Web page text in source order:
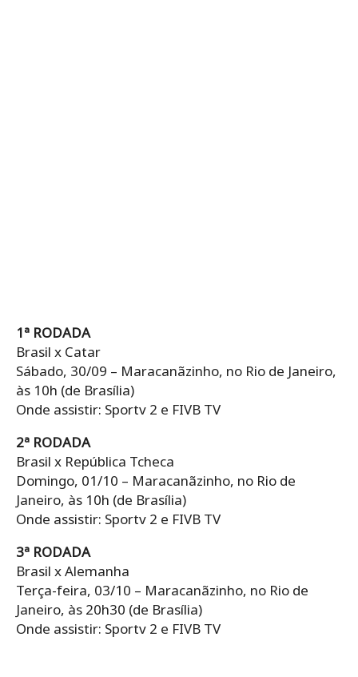
1ª RODADA
Brasil x Catar
Sábado, 30/09 – Maracanãzinho, no Rio de Janeiro,
às 10h (de Brasília)
Onde assistir: Sportv 2 e FIVB TV
2ª RODADA
Brasil x República Tcheca
Domingo, 01/10 – Maracanãzinho, no Rio de
Janeiro, às 10h (de Brasília)
Onde assistir: Sportv 2 e FIVB TV
3ª RODADA
Brasil x Alemanha
Terça-feira, 03/10 – Maracanãzinho, no Rio de
Janeiro, às 20h30 (de Brasília)
Onde assistir: Sportv 2 e FIVB TV